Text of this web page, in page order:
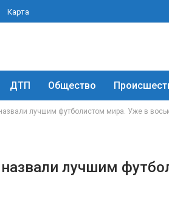
Карта
ДТП Общество
лучшим футболистом мира. Уже в
лучшим